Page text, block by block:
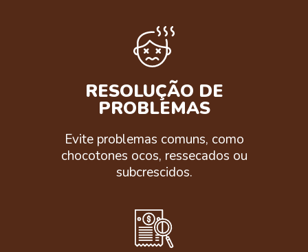
RESOLUÇÃO DE
PROBLEMAS
Evite problemas comuns, como
chocotones ocos, ressecados ou
subcrescidos.